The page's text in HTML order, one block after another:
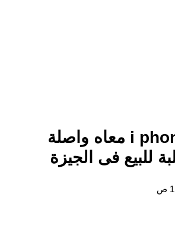
موبايل i phone 11 معاه واصلة
فى الجيزة